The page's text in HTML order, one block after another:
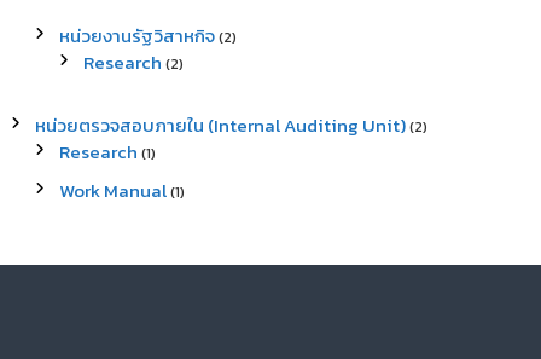
หน่วยงานรัฐวิสาหกิจ(2)
Research (2)
หน่วยตรวจสอบภายใน (Internal Auditing Unit)(2)
Research (1)
Work Manual(1)